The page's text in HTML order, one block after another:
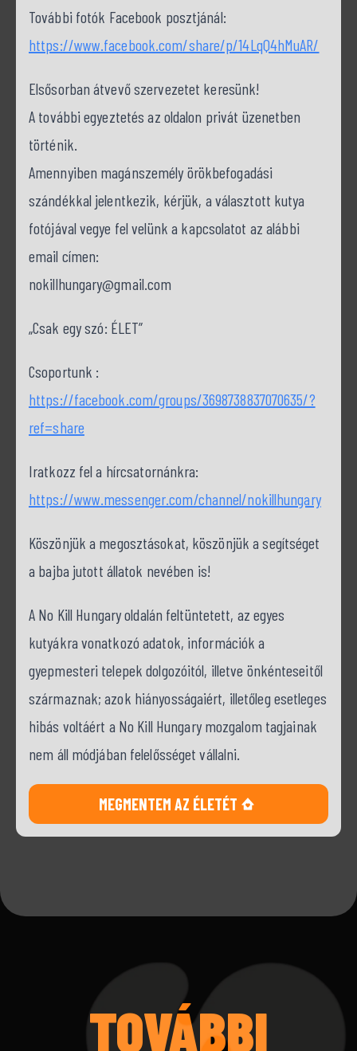
További fotók Facebook posztjánál:
https://www.facebook.com/share/p/14LqQ4hMuAR/
Elsősorban átvevő szervezetet keresünk!
A további egyeztetés az oldalon privát üzenetben
történik.
Amennyiben magánszemély örökbefogadási
szándékkal jelentkezik, kérjük, a választott kutya
fotójával vegye fel velünk a kapcsolatot az alábbi
email címen:
nokillhungary@gmail.com
„Csak egy szó: ÉLET”
Csoportunk :
https://facebook.com/groups/3698738837070635/?
ref=share
Iratkozz fel a hírcsatornánkra:
https://www.messenger.com/channel/nokillhungary
Köszönjük a megosztásokat, köszönjük a segítséget
a bajba jutott állatok nevében is!
A No Kill Hungary oldalán feltüntetett, az egyes
kutyákra vonatkozó adatok, információk a
gyepmesteri telepek dolgozóitól, illetve önkénteseitől
származnak; azok hiányosságaiért, illetőleg esetleges
hibás voltáért a No Kill Hungary mozgalom tagjainak
nem áll módjában felelősséget vállalni.
MEGMENTEM AZ ÉLETÉT
TOVÁBBI